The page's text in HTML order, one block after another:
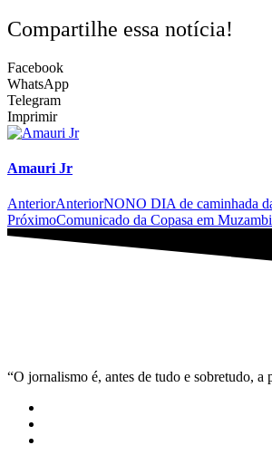
Compartilhe essa notícia!
Facebook
WhatsApp
Telegram
Imprimir
Amauri Jr
AnteriorAnteriorNONO DIA de caminhada
PróximoComunicado da Copasa em
“O jornalismo é, antes de tudo e sobretudo,